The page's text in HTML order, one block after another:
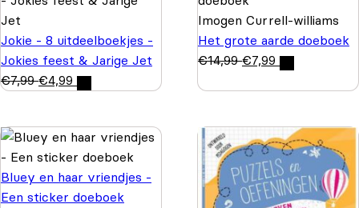
Jokie - 8 uitdeelboekjes -
Jokies feest & Jarige Jet
€7,99 €4,99
Imogen Currell-williams
Het grote aarde doeboek
€14,99 €7,99
Bluey en haar vriendjes -
Een sticker doeboek